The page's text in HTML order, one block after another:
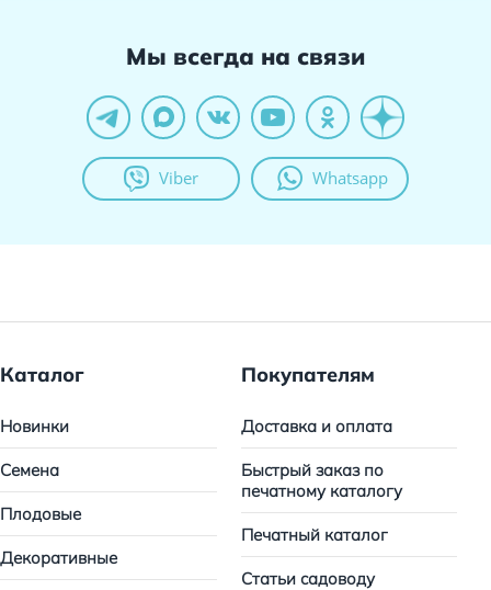
Мы всегда на связи
Viber Whatsapp
Каталог
Новинки
Семена
Плодовые
Декоративные
Покупателям
Доставка и оплата
Быстрый заказ по
печатному каталогу
Печатный каталог
Статьи садоводу